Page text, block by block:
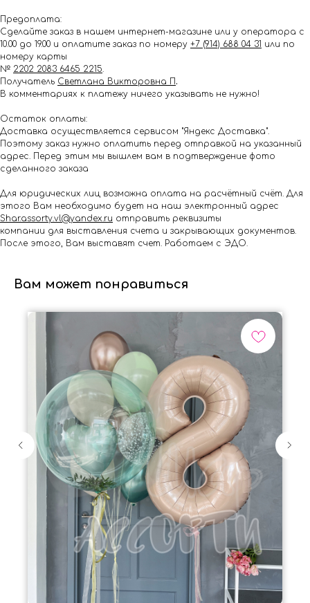
Предоплата:
Сделайте заказ в нашем интернет-магазине или у оператора с
10.00 до 19.00 и оплатите заказ по номеру +7 (914) 688 04 31 или по
номеру карты
№ 2202 2083 6465 2215.
Получатель Светлана Викторовна П .
В комментариях к платежу ничего указывать не нужно!
Остаток оплаты:
Доставка осуществляется сервисом "Яндекс Доставка".
Поэтому заказ нужно оплатить перед отправкой на указанный
адрес. Перед этим мы вышлем вам в подтверждение фото
сделанного заказа
Для юридических лиц возможна оплата на расчётный счёт. Для
этого Вам необходимо будет на наш электронный адрес
Shar.assorty.vl@yandex.ru отправить реквизиты
компании для выставления счета и закрывающих документов.
После этого, Вам выставят счет. Работаем с ЭДО.
Вам может понравиться